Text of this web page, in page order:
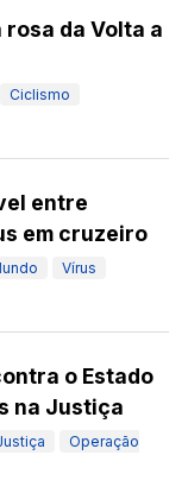
da Volta a
Ciclismo
entre
em cruzeiro
Vírus
o Estado
na Justiça
Operação